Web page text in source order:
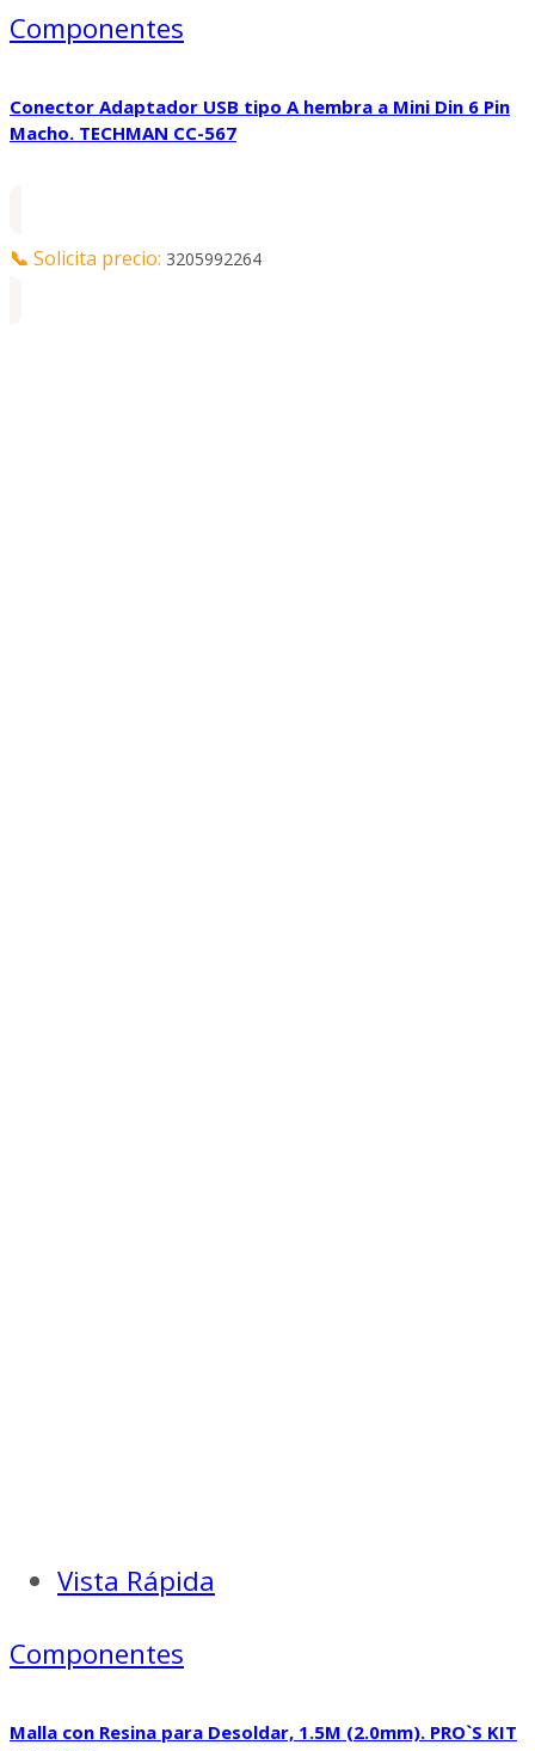
Componentes
Conector Adaptador USB tipo A hembra a Mini Din 6 Pin
Macho. TECHMAN CC-567
📞 Solicita precio: 3205992264
Vista Rápida
Componentes
Malla con Resina para Desoldar, 1.5M (2.0mm). PRO`S KIT